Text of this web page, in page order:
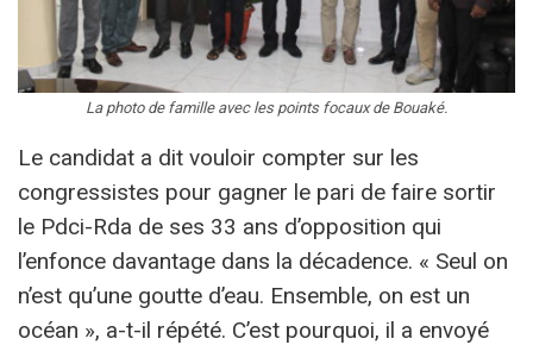
La photo de famille avec les points focaux de Bouaké.
Le candidat a dit vouloir compter sur les
congressistes pour gagner le pari de faire sortir
le Pdci-Rda de ses 33 ans d’opposition qui
l’enfonce davantage dans la décadence. « Seul on
n’est qu’une goutte d’eau. Ensemble, on est un
océan », a-t-il répété. C’est pourquoi, il a envoyé